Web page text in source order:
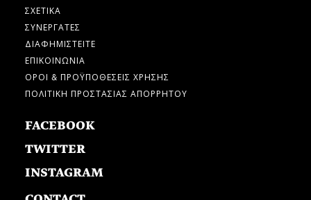
ΣΧΕΤΙΚΑ
ΣΥΝΕΡΓΑΤΕΣ
ΔΙΑΦΗΜΙΣΤΕΙΤΕ
ΕΠΙΚΟΙΝΩΝΙΑ
ΟΡΟΙ & ΠΡΟΫΠΟΘΕΣΕΙΣ ΧΡΗΣΗΣ
ΠΟΛΙΤΙΚΗ ΠΡΟΣΤΑΣΙΑΣ ΑΠΟΡΡΗΤΟΥ
FACEBOOK
TWITTER
INSTAGRAM